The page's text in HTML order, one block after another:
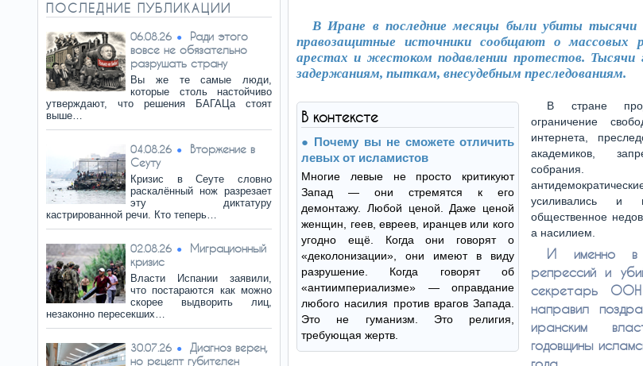
ПОСЛЕДНИЕ ПУБЛИКАЦИИ
06.08.26
Ради этого
вовсе не обязательно
разрушать страну
Вы же те самые люди,
которые столь настойчиво
утверждают, что решения БАГАЦа стоят
выше…
04.08.26
Вторжение в
Сеуту
Кризис в Сеуте словно
раскалённый нож разрезает
эту диктатуру
кастрированной речи. Кто теперь…
02.08.26
Миграционный
кризис
Власти Испании заявили,
что постараются как можно
скорее выдворить лиц,
незаконно пересекших…
30.07.26
Диагноз верен,
но рецепт губителен
В Иране в последние месяцы были убиты тысячи
правозащитные источники сообщают о массовых
арестах и жестоком подавлении протестов. Тысячи
задержаниям, пыткам, внесудебным преследованиям.
В контексте
Почему вы не сможете отличить
левых от исламистов
Многие левые не просто критикуют
Запад — они стремятся к его
демонтажу. Любой ценой. Даже ценой
женщин, геев, евреев, иранцев или кого
угодно ещё. Когда они говорят о
«деколонизации», они имеют в виду
разрушение. Когда говорят об
«антиимпериализме» — оправдание
любого насилия против врагов Запада.
Это не гуманизм. Это религия,
требующая жертв.
В стране
ограничение
интернета,
академиков,
собрания.
усиливались и
общественное
а насилием.
И именно
репрессий и
секретарь ООН
направил
иранским
годовщины